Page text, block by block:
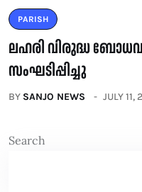
PARISH
ലഹരി വിരുദ്ധ
സംഘടിപ്പിച്ചു
BY SANJO NEWS JULY 11,
Search